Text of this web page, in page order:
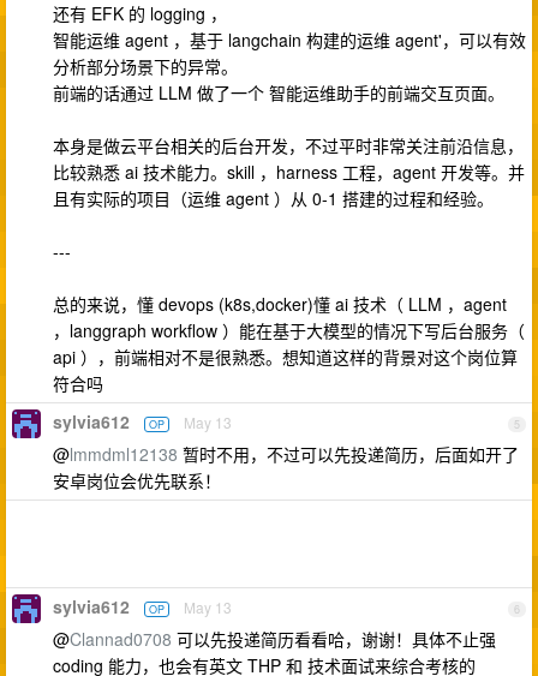
还有 EFK 的 logging ，
智能运维 agent ，基于 langchain 构建的运维 agent'，可以有效
分析部分场景下的异常。
前端的话通过 LLM 做了一个 智能运维助手的前端交互页面。
本身是做云平台相关的后台开发，不过平时非常关注前沿信息，
比较熟悉 ai 技术能力。skill ，harness 工程，agent 开发等。并
且有实际的项目（运维 agent ）从 0-1 搭建的过程和经验。
---
总的来说，懂 devops (k8s,docker)懂 ai 技术（ LLM ，agent
，langgraph workflow ）能在基于大模型的情况下写后台服务（
api ），前端相对不是很熟悉。想知道这样的背景对这个岗位算
符合吗
5
sylvia612 OP May 13
@lmmdml12138 暂时不用，不过可以先投递简历，后面如开了
安卓岗位会优先联系！
6
sylvia612 OP May 13
@Clannad0708 可以先投递简历看看哈，谢谢！具体不止强
coding 能力，也会有英文 THP 和 技术面试来综合考核的